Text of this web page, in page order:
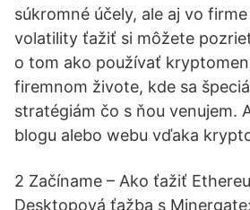
súkromné účely, ale aj vo
volatility ťažiť si môžete
o tom ako používať
firemnom živote, kde sa
stratégiám čo s ňou venujem.
blogu alebo webu vďaka
2 Začíname – Ako ťažiť
Desktopová ťažba s